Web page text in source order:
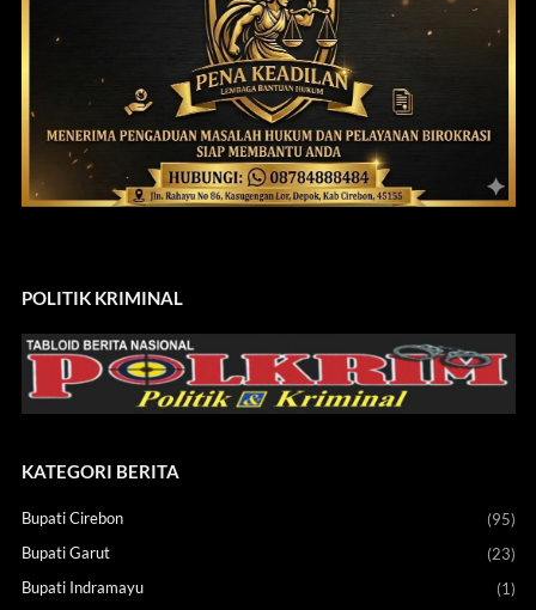
POLITIK KRIMINAL
KATEGORI BERITA
Bupati Cirebon
(95)
Bupati Garut
(23)
Bupati Indramayu
(1)